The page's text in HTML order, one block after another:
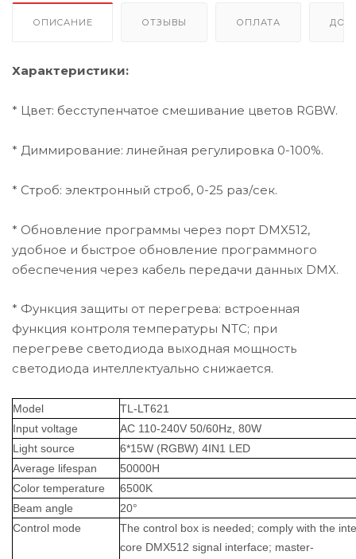
ОПИСАНИЕ ОТЗЫВЫ ОПЛАТА
Характеристики:
* Цвет: бесступенчатое смешивание цветов RGBW.
* Диммирование: линейная регулировка 0-100%.
* Строб: электронный строб, 0-25 раз/сек.
* Обновление программы через порт DMX512,
удобное и быстрое обновление программного
обеспечения через кабель передачи данных DMX.
* Функция защиты от перегрева: встроенная
функция контроля температуры NTC; при
перегреве светодиода выходная мощность
светодиода интеллектуально снижается.
Model
TL-LT621
Input voltage
AC 110-240V 50/60Hz, 80W
Light source 6*15W (RGBW) 4IN1 LED
Average lifespan
50000H
Color temperature
6500K
Beam angle
20°
Control mode The control box is needed; comply with the
core DMX512 signal interface; master-